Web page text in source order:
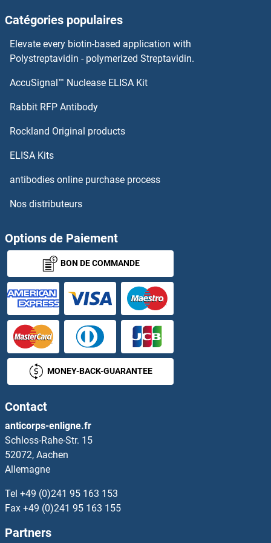
SPTLC3 Kits ELISA
SPTLC2 Kits ELISA
SPTLC1 Kits ELISA
SRSF Protein Kinase 1 Kits ELISA
SRSF2 Kits ELISA
SRSF3 Kits ELISA
SRSF4 Kits ELISA
SRY Kits ELISA
SRY (Sex Determining Region Y)-Box 1 Kits ELISA
SRY (Sex Determining Region Y)-Box 18 Kits ELISA
SS18 Kits ELISA
SSBP2 Kits ELISA
SSFA2 Kits ELISA
SSH1 Kits ELISA
SSH2 Kits ELISA
SSH3 Kits ELISA
Catégories populaires
Elevate every biotin-based application with
Polystreptavidin - polymerized Streptavidin.
AccuSignal™ Nuclease ELISA Kit
Rabbit RFP Antibody
Rockland Original products
ELISA Kits
antibodies online purchase process
Nos distributeurs
Options de Paiement
BON DE COMMANDE
MONEY-BACK-GUARANTEE
Contact
anticorps-enligne.fr
Schloss-Rahe-Str. 15
52072, Aachen
Allemagne
Tel +49 (0)241 95 163 153
Fax +49 (0)241 95 163 155
Partners